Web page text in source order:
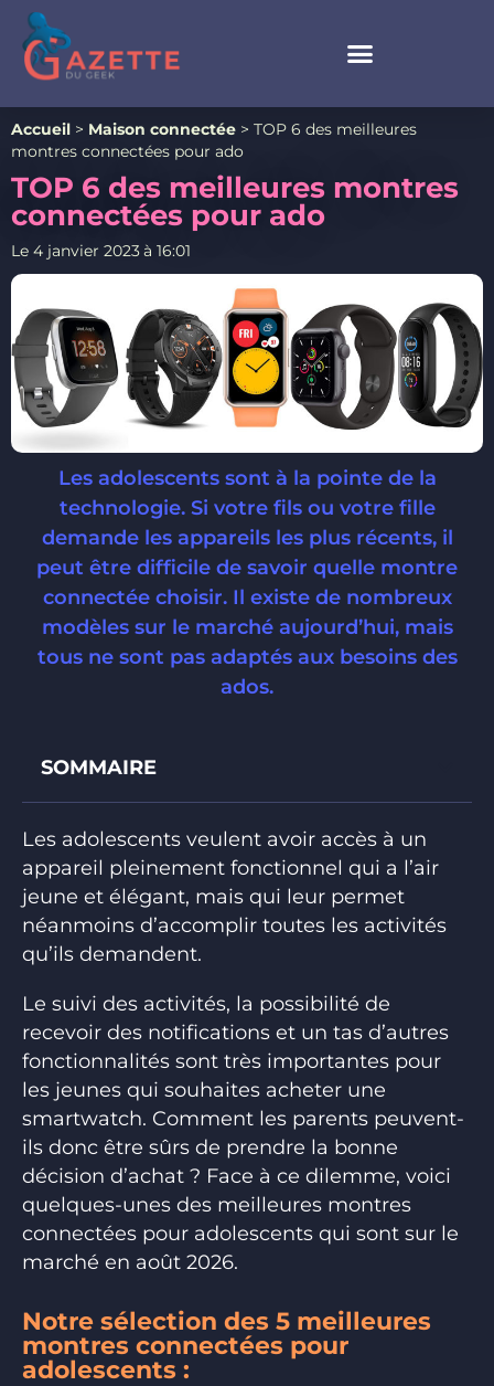
Accueil > Maison connectée > TOP 6 des meilleures
montres connectées pour ado
TOP 6 des meilleures montres
connectées pour ado
Le 4 janvier 2023à 16:01
Les adolescents sont à la pointe de la
technologie. Si votre fils ou votre fille
demande les appareils les plus récents, il
peut être difficile de savoir quelle montre
connectée choisir. Il existe de nombreux
modèles sur le marché aujourd’hui, mais
tous ne sont pas adaptés aux besoins des
ados.
SOMMAIRE
Les adolescents veulent avoir accès à un
appareil pleinement fonctionnel qui a l’air
jeune et élégant, mais qui leur permet
néanmoins d’accomplir toutes les activités
qu’ils demandent.
Le suivi des activités, la possibilité de
recevoir des notifications et un tas d’autres
fonctionnalités sont très importantes pour
les jeunes qui souhaites acheter une
smartwatch. Comment les parents peuvent-
ils donc être sûrs de prendre la bonne
décision d’achat ? Face à ce dilemme, voici
quelques-unes des meilleures montres
connectées pour adolescents qui sont sur le
marché en août 2026.
Notre sélection des 5 meilleures
montres connectées pour
adolescents :